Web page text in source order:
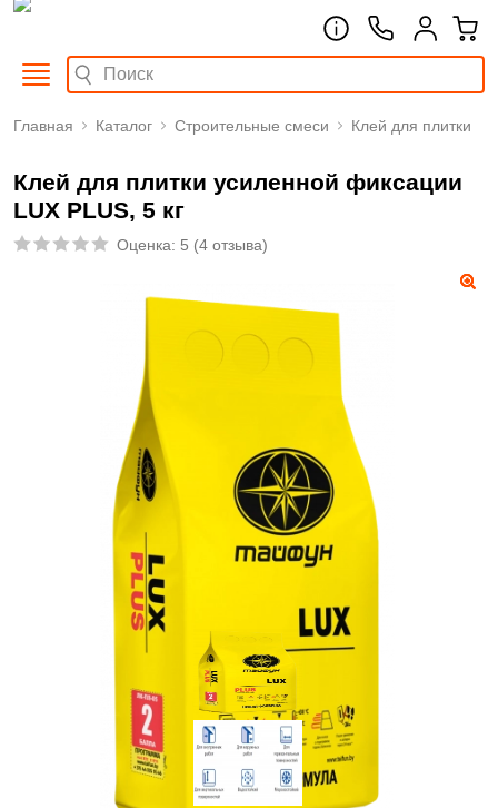
Главная Каталог Строительные смеси Клей для плитки
Клей для плитки усиленной фиксации
LUX PLUS, 5 кг
Оценка: 5 (4 отзыва)